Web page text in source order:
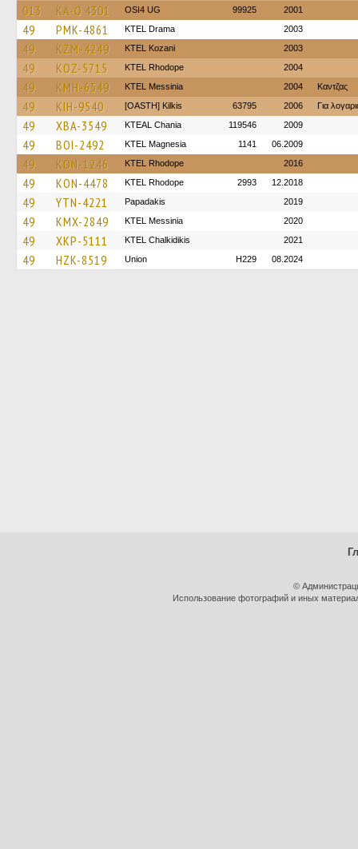
013 KA-O 4301 OSI4 UG 99925 2001
49 PMK-4861 KTEL Drama 2003
49 KZM-4249 ΚΤΕL Kozani 2003
49 KOZ-5715 KTEL Rhodope 2004
49 KMH-6549 KTEL Messinia 2004 Καντζας
49 KIH-9540 [OASTH] Kilkis 63795 2006 Για
49 XBA-3549 KTEAL Chania 119546 2009
49 BOI-2492 ΚΤΕL Magnesia 1141 06.2009
49 KON-1246 KTEL Rhodope 2016
49 KON-4478 KTEL Rhodope 2993 12.2018
49 YTN-4221 Papadakis 2019
49 KMX-2849 KTEL Messinia 2020
49 XKP-5111 ΚΤΕL Chalkidikis 2021
49 HZK-8519 Union H229 08.2024
©
Использование фотографий и иных